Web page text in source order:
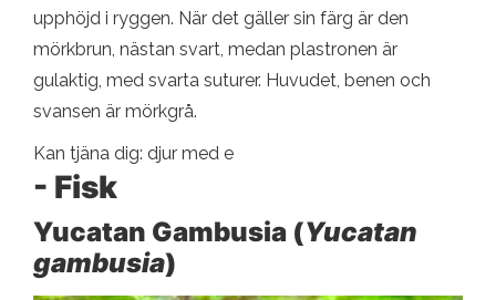
upphöjd i ryggen. När det gäller sin färg är den
mörkbrun, nästan svart, medan plastronen är
gulaktig, med svarta suturer. Huvudet, benen och
svansen är mörkgrå.
Kan tjäna dig: djur med e
- Fisk
Yucatan Gambusia (Yucatan
gambusia)